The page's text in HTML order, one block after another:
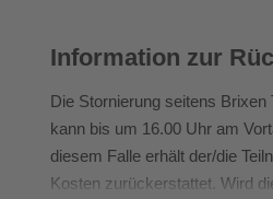
Information zur
Die Stornierung seitens Brixen
kann bis um 16.00 Uhr am
diesem Falle erhält der/die
Kosten zurückerstattet. Wird